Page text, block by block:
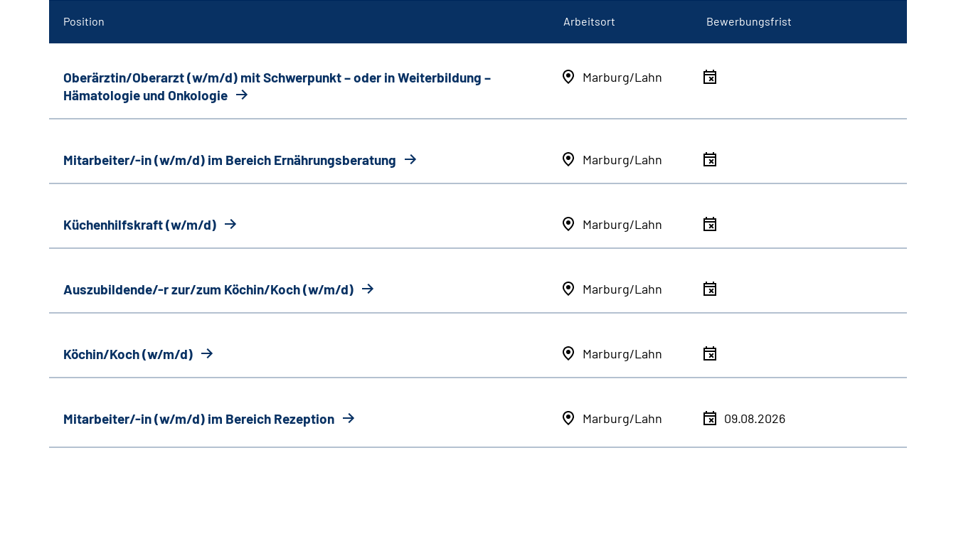
Position Arbeitsort Bewerbungsfrist
Oberärztin/Oberarzt (w/m/d) mit Schwerpunkt–oder in Weiterbildung –
Hämatologie und Onkologie
Marburg/Lahn
Mitarbeiter/-in (w/m/d) im Bereich Ernährungsberatung Marburg/Lahn
Küchenhilfskraft (w/m/d) Marburg/Lahn
Auszubildende/-r zur/zum Köchin/Koch (w/m/d) Marburg/Lahn
Köchin/Koch (w/m/d) Marburg/Lahn
Mitarbeiter/-in (w/m/d) im Bereich Rezeption Marburg/Lahn 09.08.2026